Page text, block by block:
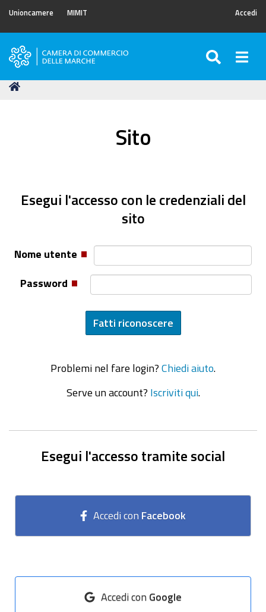
Unioncamere MIMIT Accedi
Camera
Commercio
Tu
Sito
Esegui l'accesso con le credenziali del
sito
Nome utente
Password
Problemi nel fare login? Chiedi aiuto
Serve un account? Iscriviti qui.
Esegui l'accesso tramite social
Accedi con Facebook
Accedi con Google